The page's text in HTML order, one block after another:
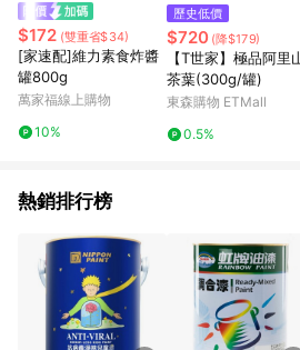
$172 (雙重省$34)
[家速配]維力素食炸醬
罐800g
萬家福線上購物
10%
歷史低價
$720 (降$179)
【T世家】極品阿里
茶葉(300g/罐)
東森購物 ETMall
0.5%
熱銷排行榜